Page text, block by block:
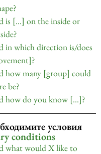
is […] on the inside or
in which direction is/does
how many [group] could
be?
how do you know […]?
условия
conditions
what would X like to